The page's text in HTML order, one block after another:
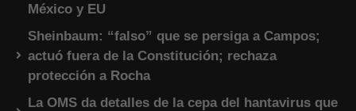
México y EU
Sheinbaum: “falso” que se persiga a Campos;
actuó fuera de la Constitución; rechaza
protección a Rocha
La OMS da detalles de la cepa del hantavirus que